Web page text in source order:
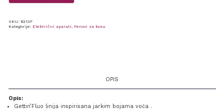
SKU: B313F
Kategorije: Električni aparati, Fenovi za kosu
OPIS
Opis:
Gettin’Fluo linija inspirisana jarkim bojama voća .